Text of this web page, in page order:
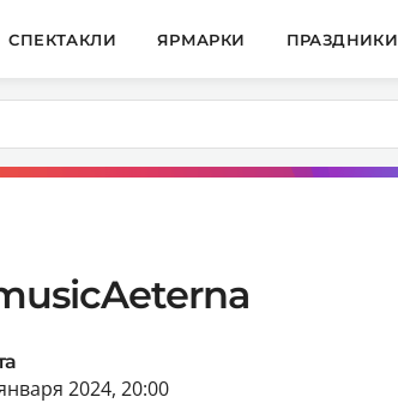
СПЕКТАКЛИ ЯРМАРКИ ПРАЗДНИКИ
2024, 20:00